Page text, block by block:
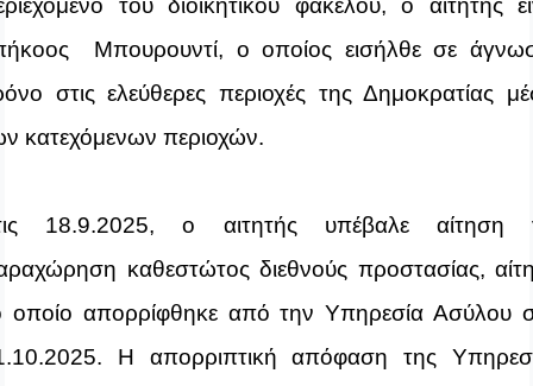
του διοικητικού φακέλου, ο αιτητής
Μπουρουντί, ο οποίος εισήλθε σε
στις ελεύθερες περιοχές της Δημοκρατίας
κατεχόμενων περιοχών.
18.9.2025, ο αιτητής υπέβαλε αίτηση
καθεστώτος διεθνούς προστασίας,
οποίο απορρίφθηκε από την Υπηρεσία Ασύλου
Η απορριπτική απόφαση της